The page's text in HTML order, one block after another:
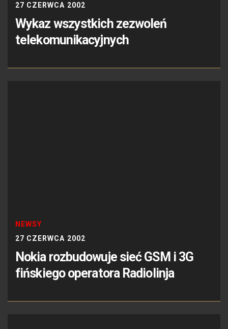
27 CZERWCA 2002
Wykaz wszystkich zezwoleń
telekomunikacyjnych
NEWSY
27 CZERWCA 2002
Nokia rozbudowuje sieć GSM i 3G
fińskiego operatora Radiolinja